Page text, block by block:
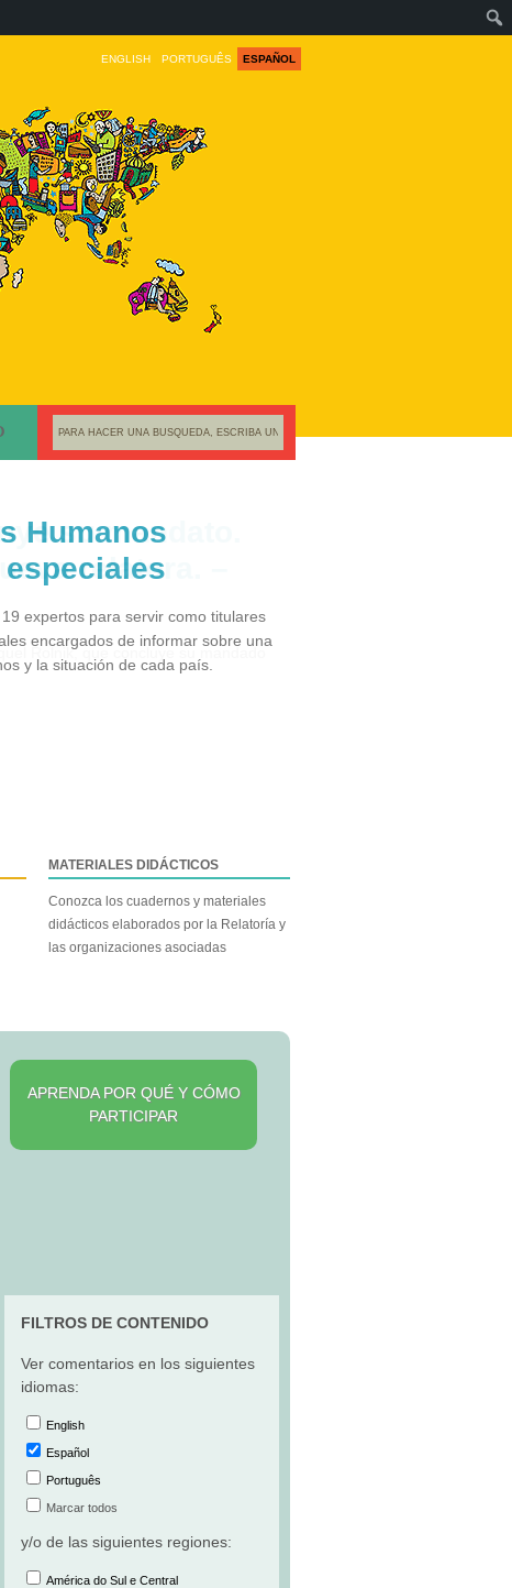
ENGLISH PORTUGUÊS ESPAÑOL
Humanos
expertos para servir como titulares
encargados de informar sobre una
y la situación de cada país.
MATERIALES DIDÁCTICOS
Conozca los cuadernos y materiales
didácticos elaborados por la Relatoría y
las organizaciones asociadas
APRENDA POR QUÉ Y CÓMO
PARTICIPAR
FILTROS DE CONTENIDO
Ver comentarios en los siguientes
idiomas:
English
Español
Português
Marcar todos
y/o de las siguientes regiones:
América do Sul e Central